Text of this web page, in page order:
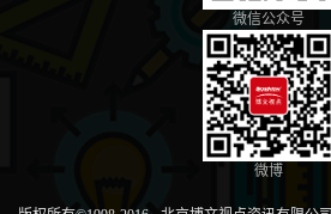
微信公众号
微博